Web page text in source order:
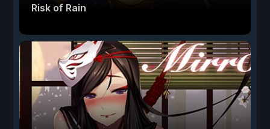
Risk of Rain